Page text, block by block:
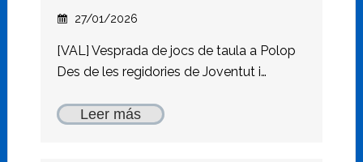
27/01/2026
[VAL] Vesprada de jocs de taula a Polop
Des de les regidories de Joventut i…
Leer más